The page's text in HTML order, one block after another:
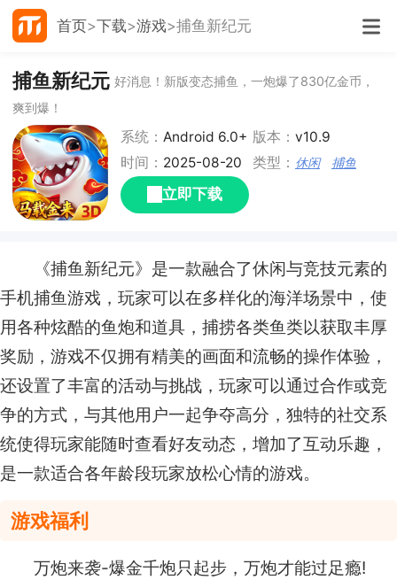
首页 下载 游戏 捕鱼新纪元
捕鱼新纪元 好消息！新版变态捕鱼，一炮爆了830亿金币，
爽到爆！
系统：Android 6.0+ 版本： v10.9
时间： 2025-08-20 类型： 休闲 捕鱼
立即下载
《捕鱼新纪元》是一款融合了休闲与竞技元素的
手机捕鱼游戏，玩家可以在多样化的海洋场景中，使
用各种炫酷的鱼炮和道具，捕捞各类鱼类以获取丰厚
奖励，游戏不仅拥有精美的画面和流畅的操作体验，
还设置了丰富的活动与挑战，玩家可以通过合作或竞
争的方式，与其他用户一起争夺高分，独特的社交系
统使得玩家能随时查看好友动态，增加了互动乐趣，
是一款适合各年龄段玩家放松心情的游戏。
游戏福利
万炮来袭-爆金千炮只起步，万炮才能过足瘾!